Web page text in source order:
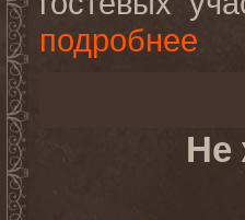
подробнее
Не